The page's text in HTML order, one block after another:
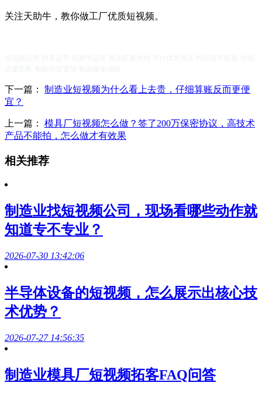
关注天助牛，教你做工厂优质短视频。
下一篇： 制造业短视频为什么看上去贵，仔细算账反而更便
宜？
上一篇： 模具厂短视频怎么做？签了200万保密协议，高技术
产品不能拍，怎么做才有效果
相关推荐
制造业找短视频公司，现场看哪些动作就
知道专不专业？
2026-07-30 13:42:06
半导体设备的短视频，怎么展示出核心技
术优势？
2026-07-27 14:56:35
制造业模具厂短视频拓客FAQ问答